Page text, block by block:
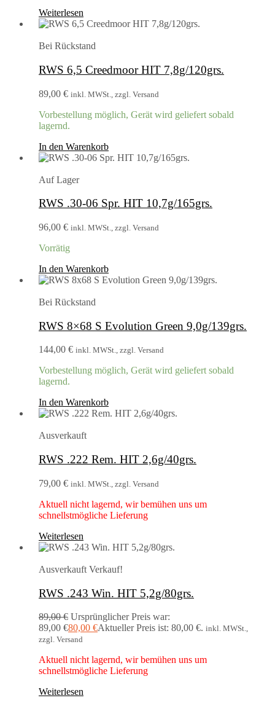
Weiterlesen
Bei Rückstand
RWS 6,5 Creedmoor HIT 7,8g/120grs.
89,00 € inkl. MWSt., zzgl. Versand
Vorbestellung möglich, Gerät wird geliefert sobald
lagernd.
In den Warenkorb
Auf Lager
RWS .30-06 Spr. HIT 10,7g/165grs.
96,00 € inkl. MWSt., zzgl. Versand
Vorrätig
In den Warenkorb
Bei Rückstand
RWS 8×68 S Evolution Green 9,0g/139grs.
144,00 € inkl. MWSt., zzgl. Versand
Vorbestellung möglich, Gerät wird geliefert sobald
lagernd.
In den Warenkorb
Ausverkauft
RWS .222 Rem. HIT 2,6g/40grs.
79,00 € inkl. MWSt., zzgl. Versand
Aktuell nicht lagernd, wir bemühen uns um
schnellstmögliche Lieferung
Weiterlesen
Ausverkauft Verkauf!
RWS .243 Win. HIT 5,2g/80grs.
89,00€ Ursprünglicher Preis war:
89,00 €80,00 €Aktueller Preis ist: 80,00 €. inkl. MWSt.,
zzgl. Versand
Aktuell nicht lagernd, wir bemühen uns um
schnellstmögliche Lieferung
Weiterlesen